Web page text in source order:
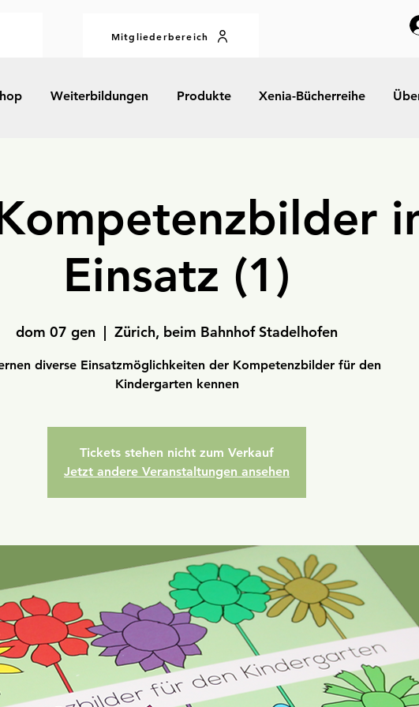
Mitgliederbereich
Weiterbildungen Produkte Xenia-Bücherreihe
Einsatz (1)
dom 07 gen
  |
Zürich, beim Bahnhof Stadelhofen
diverse Einsatzmöglichkeiten der Kompetenzbilder für den
Kindergarten kennen
Tickets stehen nicht zum Verkauf
Jetzt andere Veranstaltungen ansehen